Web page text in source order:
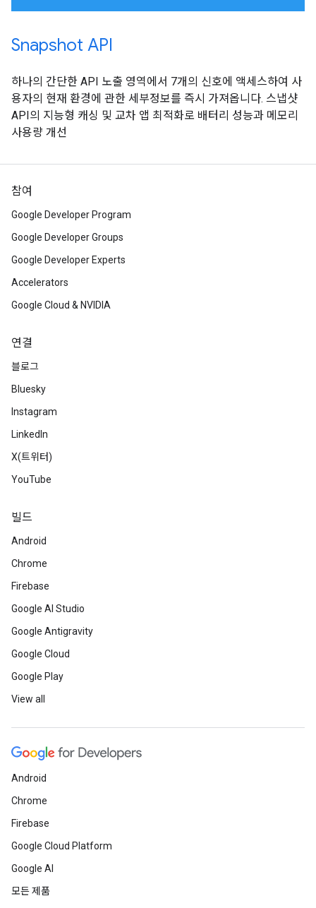
Snapshot API
하나의 간단한 API 노출 영역에서 7개의 신호에 액세스하여 사
용자의 현재 환경에 관한 세부정보를 즉시 가져옵니다. 스냅샷
API의 지능형 캐싱 및 교차 앱 최적화로 배터리 성능과 메모리
사용량 개선
참여
Google Developer Program
Google Developer Groups
Google Developer Experts
Accelerators
Google Cloud & NVIDIA
연결
블로그
Bluesky
Instagram
LinkedIn
X(트위터)
YouTube
빌드
Android
Chrome
Firebase
Google AI Studio
Google Antigravity
Google Cloud
Google Play
View all
Android
Chrome
Firebase
Google Cloud Platform
Google AI
모든 제품